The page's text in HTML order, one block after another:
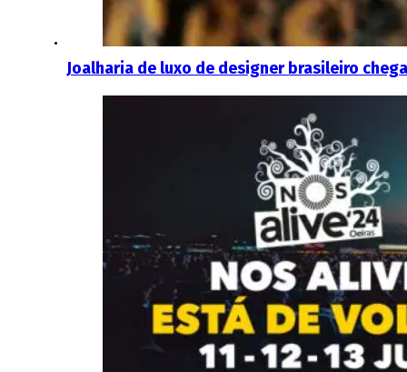
Joalharia de luxo de designer brasileiro